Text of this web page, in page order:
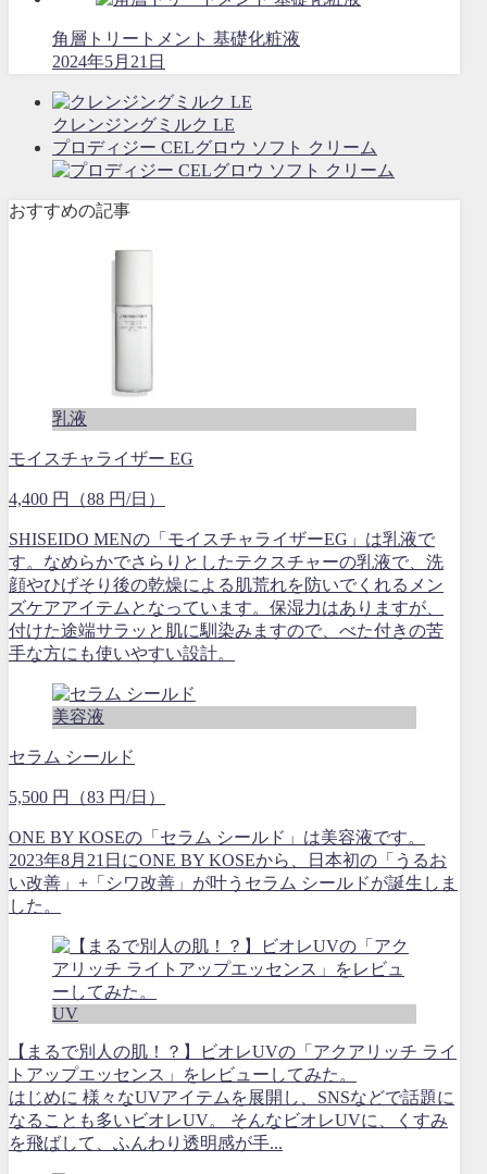
角層トリートメント 基礎化粧液
2024年5月21日
クレンジングミルク LE
プロディジー CELグロウ ソフト クリーム
おすすめの記事
乳液
モイスチャライザー EG
4,400 円（88 円/日）
SHISEIDO MENの「モイスチャライザーEG」は乳液で
す。なめらかでさらりとしたテクスチャーの乳液で、洗
顔やひげそり後の乾燥による肌荒れを防いでくれるメン
ズケアアイテムとなっています。保湿力はありますが、
付けた途端サラッと肌に馴染みますので、べた付きの苦
手な方にも使いやすい設計。
美容液
セラム シールド
5,500 円（83 円/日）
ONE BY KOSEの「セラム シールド」は美容液です。
2023年8月21日にONE BY KOSEから、日本初の「うるお
い改善」+「シワ改善」が叶うセラム シールドが誕生しま
した。
UV
【まるで別人の肌！？】ビオレUVの「アクアリッチ ライ
トアップエッセンス」をレビューしてみた。
はじめに 様々なUVアイテムを展開し、SNSなどで話題に
なることも多いビオレUV。 そんなビオレUVに、くすみ
を飛ばして、ふんわり透明感が手...